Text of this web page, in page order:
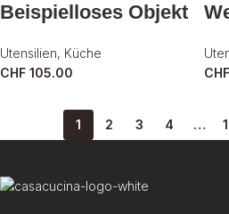
Beispielloses Objekt
Utensilien, Küche
CHF 105.00
CHF
1 2 3 4 …